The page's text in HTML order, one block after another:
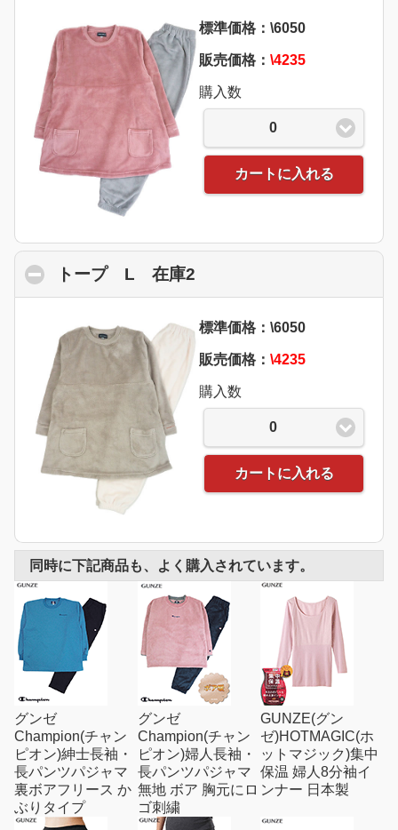
標準価格：\6050
販売価格： \4235
購入数
0
カートに入れる
トープ L 在庫2
標準価格：\6050
販売価格： \4235
購入数
0
カートに入れる
同時に下記商品も、よく購入されています。
グンゼ
Champion(チャン
ピオン)紳士長袖・
長パンツパジャマ
裏ボアフリース か
ぶりタイプ
グンゼ
Champion(チャン
ピオン)婦人長袖・
長パンツパジャマ
無地 ボア 胸元にロ
ゴ刺繍
GUNZE(グン
ゼ)HOTMAGIC(ホ
ットマジック)集中
保温 婦人8分袖イ
ンナー 日本製